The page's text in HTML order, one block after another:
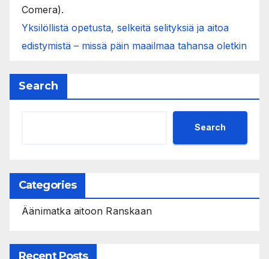
Comera).
Yksilöllistä opetusta, selkeitä selityksiä ja aitoa
edistymistä – missä päin maailmaa tahansa oletkin
Search
Search
Categories
Äänimatka aitoon Ranskaan
Recent Posts